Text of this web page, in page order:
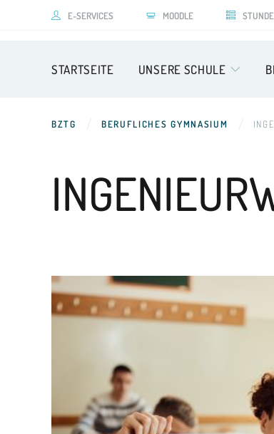
E-SERVICES MOODLE
STARTSEITE UNSERE SCHULE
BZTG BERUFLICHES GYMNASIUM